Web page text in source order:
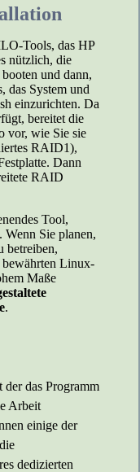
Tools, das HP
nützlich, die
und dann,
das System und
einzurichten. Da
bereitet die
vor, wie Sie sie
RAID1),
Dann
RAID
Tool,
. Wenn Sie planen,
betreiben,
bewährten Linux-
Maße
.
das Programm
Arbeit
einige der
dedizierten